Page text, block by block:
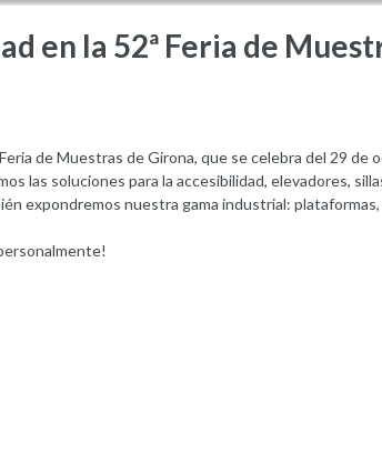
en la 52ª Feria de
de Muestras de Girona, que se celebra del 29 de
las soluciones para la accesibilidad, elevadores,
expondremos nuestra gama industrial: